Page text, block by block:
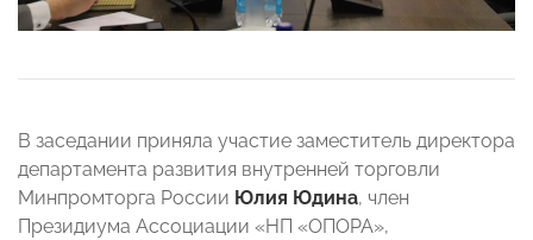
В заседании приняла участие заместитель директора
департамента развития внутренней торговли
Минпромторга России Юлия Юдина, член
Президиума Ассоциации «НП «ОПОРА»,